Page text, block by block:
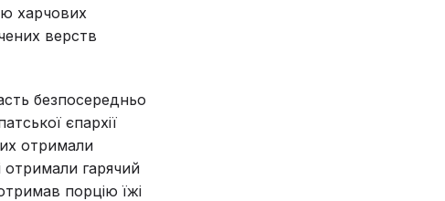
харчових
верств
безпосередньо
єпархії
отримали
отримали гарячий
порцію їжі